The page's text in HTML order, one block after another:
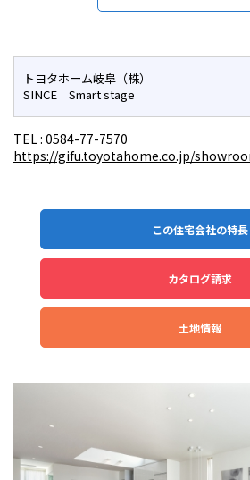
トヨタホーム岐阜（株）
SINCE Smart stage
TEL : 0584-77-7570
https://gifu.toyotahome.co.jp/
この住宅会社の特長
カタログ請求
土地情報